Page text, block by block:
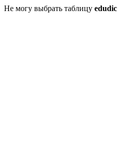
Не могу выбрать таблицу edudic